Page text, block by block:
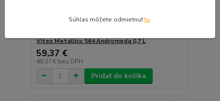
Vitex Metallico 564 Andromeda 0,7 L
59,37 €
48,27 € bez DPH
Pridať do košíka
Súhlas môžete odmietnuťtu.